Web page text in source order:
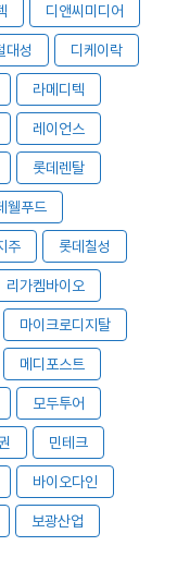
디앤씨미디어
대성 디케이락
라메디텍
레이언스
롯데렌탈
웰푸드
주 롯데칠성
리가켐바이오
마이크로디지탈
메디포스트
모두투어
민테크
바이오다인
보광산업